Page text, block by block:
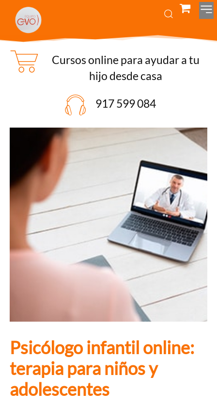
Cursos online para ayudar a tu
hijo desde casa
917 599 084
Psicólogo infantil online:
terapia para niños y
adolescentes